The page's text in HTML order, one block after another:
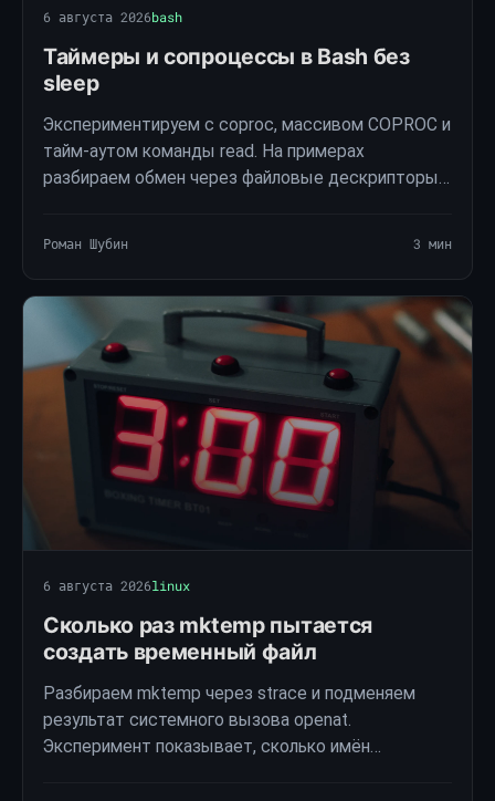
6 августа 2026bash
Таймеры и сопроцессы в Bash без
sleep
Экспериментируем с coproc, массивом COPROC и
тайм-аутом команды read. На примерах
разбираем обмен через файловые дескрипторы и
Роман Шубин 3 мин
6 августа 2026linux
Сколько раз mktemp пытается
создать временный файл
Разбираем mktemp через strace и подменяем
результат системного вызова openat.
Эксперимент показывает, сколько имён